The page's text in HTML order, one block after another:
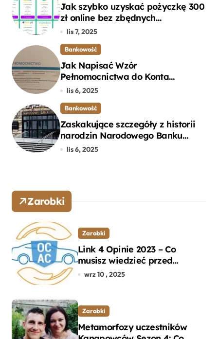
Jak szybko uzyskać pożyczkę 300
zł online bez zbędnych
formalności?
lis 7, 2025
Bankowość
Jak Napisać Wzór
Pełnomocnictwa do Konta
Bankowego – Praktyczny
lis 6, 2025
Bankowość
Zaskakujące szczegóły z historii
narodzin Narodowego Banku
Polskiego, o których mogłeś nie
lis 6, 2025
Zarobki
Zarobki
Link 4 Opinie 2023 – Co
musisz wiedzieć przed
wyborem ubezpieczenia OC i
wrz 10 , 2025
Zarobki
Metamorfozy uczestników